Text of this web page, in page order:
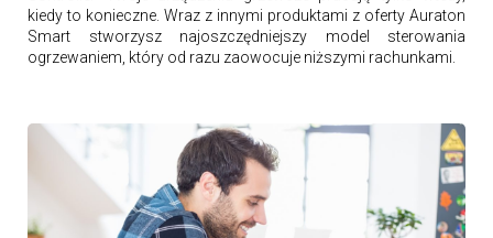
kiedy to konieczne. Wraz z innymi produktami z oferty Auraton
Smart stworzysz najoszczędniejszy model sterowania
ogrzewaniem, który od razu zaowocuje niższymi rachunkami.